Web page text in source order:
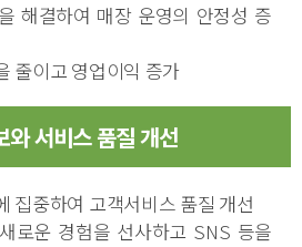
해결하여 매장 운영의 안정성 증
줄이고 영업이익 증가
와 서비스 품질 개선
집중하여 고객서비스 품질 개선
로운 경험을 선사하고 SNS 등을